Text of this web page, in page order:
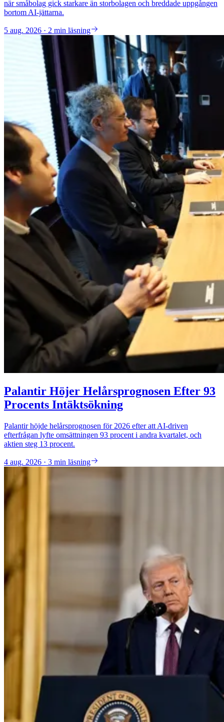
när småbolag gick starkare än storbolagen och breddade uppgången
bortom AI-jättarna.
5 aug. 2026 · 2 min läsning
Palantir Höjer Helårsprognosen Efter 93
Procents Intäktsökning
Palantir höjde helårsprognosen för 2026 efter att AI-driven
efterfrågan lyfte omsättningen 93 procent i andra kvartalet, och
aktien steg 13 procent.
4 aug. 2026 · 3 min läsning